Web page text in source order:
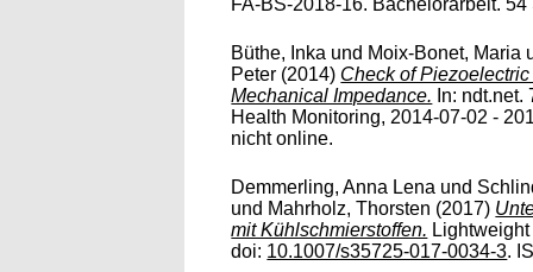
FA-BS-2018-16. Bachelorarbeit.
Büthe, Inka und Moix-Bonet, Maria
Peter (2014) Check of
Mechanical Impedance. In:
Health Monitoring, 2014-07-02 -
nicht online.
Demmerling, Anna Lena und
und Mahrholz, Thorsten (2017)
mit Kühlschmierstoffen.
doi: 10.1007/s35725-017-0034-3.